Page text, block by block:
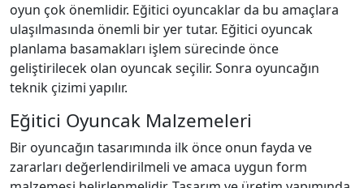
oyun çok önemlidir. Eğitici oyuncaklar da bu amaçlara
ulaşılmasında önemli bir yer tutar. Eğitici oyuncak
planlama basamakları işlem sürecinde önce
geliştirilecek olan oyuncak seçilir. Sonra oyuncağın
teknik çizimi yapılır.
Eğitici Oyuncak Malzemeleri
Bir oyuncağın tasarımında ilk önce onun fayda ve
zararları değerlendirilmeli ve amaca uygun form